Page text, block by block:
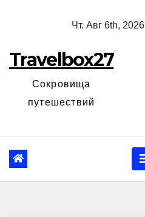
Чт. Авг 6th, 2026
Travelbox27
Сокровища
путешествий